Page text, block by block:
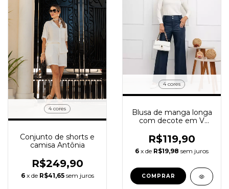
4 cores
Conjunto de shorts e
camisa Antônia
R$249,90
6 x de R$41,65 sem juros
4 cores
Blusa de manga longa
com decote em V
R$119,90
6 x de R$19,98 sem juros
COMPRAR